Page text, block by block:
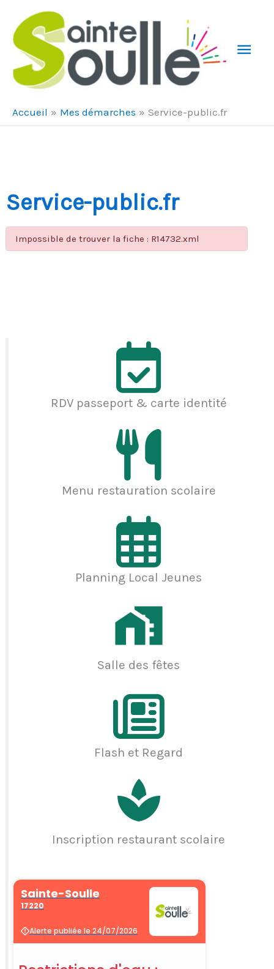
Accueil Mes démarches Service-public.fr
Service-public.fr
Impossible de trouver la fiche : R14732.xml
RDV passeport & carte identité
Menu restauration scolaire
Planning Local Jeunes
Salle des fêtes
Flash et Regard
Inscription restaurant scolaire